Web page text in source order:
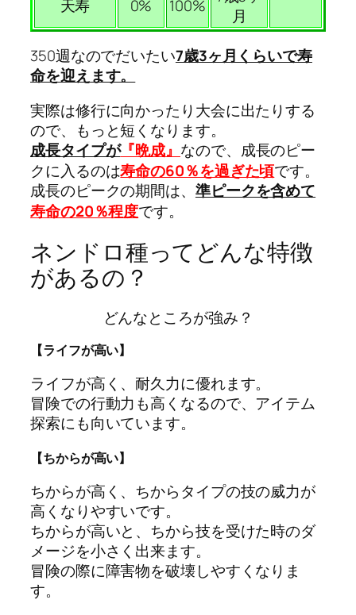
天寿 0% 100%
月
350週なのでだいたい7歳3ヶ月くらいで寿
命を迎えます。
実際は修行に向かったり大会に出たりする
ので、もっと短くなります。
成長タイプが『晩成』 なので、成長のピー
クに入るのは寿命の60％を過ぎた頃です。
成長のピークの期間は、 準ピークを含めて
寿命の20％程度です。
ネンドロ種ってどんな特徴
があるの？
どんなところが強み？
【ライフが高い】
ライフが高く、耐久力に優れます。
冒険での行動力も高くなるので、アイテム
探索にも向いています。
【ちからが高い】
ちからが高く、ちからタイプの技の威力が
高くなりやすいです。
ちからが高いと、ちから技を受けた時のダ
メージを小さく出来ます。
冒険の際に障害物を破壊しやすくなりま
す。